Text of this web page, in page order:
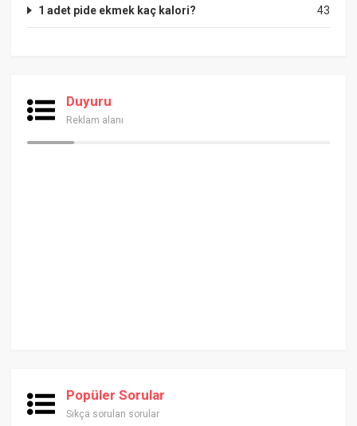
43
1 adet pide ekmek kaç kalori?
Duyuru
Reklam alanı
Popüler Sorular
Sıkça sorulan sorular